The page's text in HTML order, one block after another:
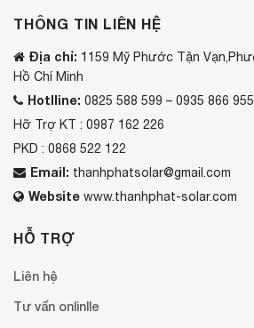
THÔNG TIN LIÊN HỆ
Địa chỉ: 1159 Mỹ Phước Tận
Hồ Chí Minh
Hotlline: 0825 588 599 – 0935 866 955
Hỡ Trợ KT : 0987 162 226
PKD : 0868 522 122
Email: thanhphatsolar@gmail.com
Website www.thanhphat-solar.com
HỖ TRỢ
Liên hệ
Tư vấn onlinlle